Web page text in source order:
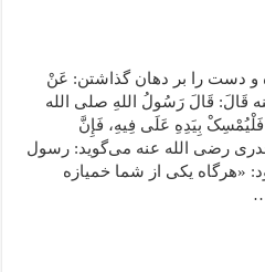
و دست را بر دهان گذاشتن: عَنْ
قَالَ: قَالَ رَسُولُ اللهِ صلی الله
بِیَدِهِ عَلَى فِیهِ، فَإِنَّ
ابوسعید خدری رضی الله عنه می‌گوید: رسول
«هرگاه یکی از شما خمیازه